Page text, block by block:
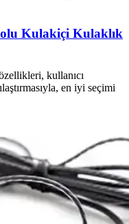
Kulakiçi Kulaklık
kullanıcı
en iyi seçimi